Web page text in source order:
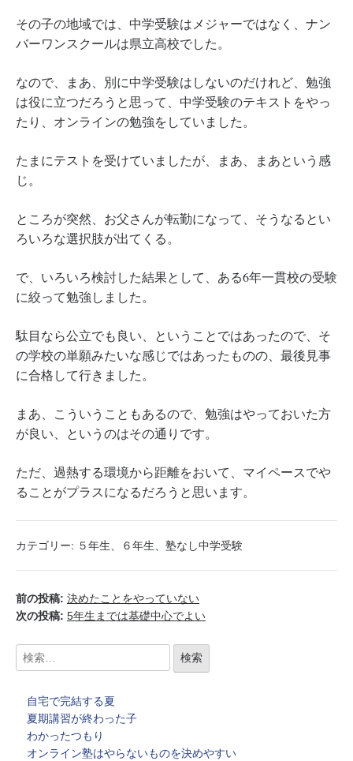
その子の地域では、中学受験はメジャーではなく、ナン
バーワンスクールは県立高校でした。
なので、まあ、別に中学受験はしないのだけれど、勉強
は役に立つだろうと思って、中学受験のテキストをやっ
たり、オンラインの勉強をしていました。
たまにテストを受けていましたが、まあ、まあという感
じ。
ところが突然、お父さんが転勤になって、そうなるとい
ろいろな選択肢が出てくる。
で、いろいろ検討した結果として、ある6年一貫校の受験
に絞って勉強しました。
駄目なら公立でも良い、ということではあったので、そ
の学校の単願みたいな感じではあったものの、最後見事
に合格して行きました。
まあ、こういうこともあるので、勉強はやっておいた方
が良い、というのはその通りです。
ただ、過熱する環境から距離をおいて、マイペースでや
ることがプラスになるだろうと思います。
カテゴリー: ５年生、 ６年生、 塾なし中学受験
前の投稿: 決めたことをやっていない
次の投稿: 5年生までは基礎中心でよい
自宅で完結する夏
夏期講習が終わった子
わかったつもり
オンライン塾はやらないものを決めやすい